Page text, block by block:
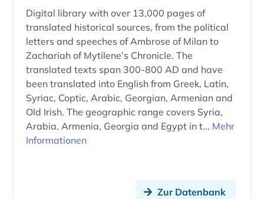
mittelasien (4)
mittelasien (1)
mittelasien <gus> (1)
mittelasien gus (1)
mittelmeerraum (2)
Rumänien (1)
Russland, Sowjetunion (1)
Saarland (1)
Suedamerika (2)
Suedostasien (1)
Digital library with over 13,000 pages of
translated historical sources, from the political
letters and speeches of Ambrose of Milan to
Zachariah of Mytilene’s Chronicle. The
translated texts span 300-800 AD and have
been translated into English from Greek, Latin,
Syriac, Coptic, Arabic, Georgian, Armenian and
Old Irish. The geographic range covers Syria,
Arabia, Armenia, Georgia and Egypt in t... Mehr
Informationen
Zur Datenbank